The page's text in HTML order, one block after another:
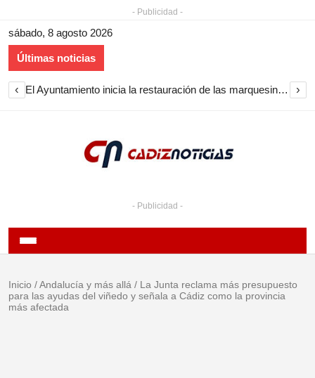
- Publicidad -
sábado, 8 agosto 2026
Últimas noticias
‹ El Ayuntamiento inicia la restauración de las marquesinas de Plaza Esteve para volver a instalarlas en el centro de Jerez ›
- Publicidad -
Inicio /Andalucía y más allá / La Junta reclama más presupuesto
para las ayudas del viñedo y señala a Cádiz como la provincia
más afectada